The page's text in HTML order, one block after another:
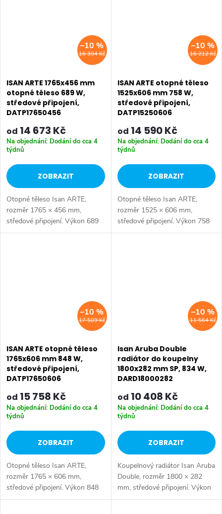
16 304 Kč
–10 %
ISAN ARTE 1765x456 mm
otopné těleso 689 W,
středové připojení,
DATP17650456
od 14 673 Kč
Na objednání: Dodání do cca 4
týdnů
ZOBRAZIT
Otopné těleso Isan ARTE,
rozměr 1765 × 456 mm,
středové připojení. Výkon 689
W, ocelová konstrukce. Pro
16 212 Kč
–10 %
ISAN ARTE otopné těleso
1525x606 mm 758 W,
středové připojení,
DATP15250606
od 14 590 Kč
Na objednání: Dodání do cca 4
týdnů
ZOBRAZIT
Otopné těleso Isan ARTE,
rozměr 1525 × 606 mm,
středové připojení. Výkon 758
W, ocelová konstrukce. Pro
17 509 Kč
–10 %
ISAN ARTE otopné těleso
1765x606 mm 848 W,
středové připojení,
DATP17650606
od 15 758 Kč
Na objednání: Dodání do cca 4
týdnů
ZOBRAZIT
Otopné těleso Isan ARTE,
rozměr 1765 × 606 mm,
středové připojení. Výkon 848
W, ocelová konstrukce. Pro
11 564 Kč
–10 %
Isan Aruba Double
radiátor do koupelny
1800x282 mm SP, 834 W,
DARD18000282
od 10 408 Kč
Na objednání: Dodání do cca 4
týdnů
ZOBRAZIT
Koupelnový radiátor Isan Aruba
Double, rozměr 1800 × 282
mm, středové připojení. Výkon
834 W.